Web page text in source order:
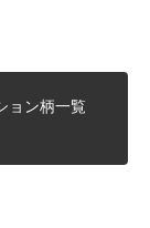
ョン柄一覧